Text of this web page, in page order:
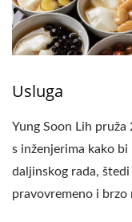
Usluga
Yung Soon Lih
s inženjerima kako
daljinskog rada,
pravovremeno i brzo